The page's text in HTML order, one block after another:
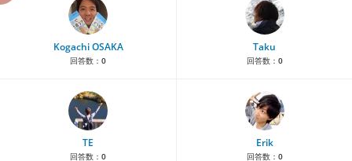
Kogachi OSAKA
回答数： 0
Taku
回答数： 0
TE
回答数： 0
Erik
回答数： 0